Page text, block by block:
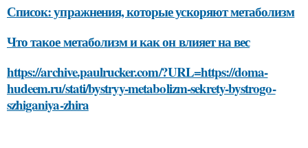
Список: упражнения, которые ускоряют метаболизм
Что такое метаболизм и как он влияет на вес
https://archive.paulrucker.com/?URL=https://doma-
hudeem.ru/stati/bystryy-metabolizm-sekrety-bystrogo-
szhiganiya-zhira